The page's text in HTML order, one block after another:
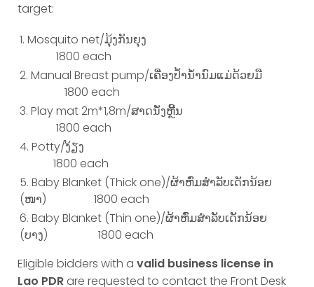
target:
Mosquito net/ມຸ້ງກັນຍຸງ
1800 each
Manual Breast pump/ເຄື່ອງປໍ້ານໍ້ານົມແມ່ດ້ວຍມື
1800 each
Play mat 2m*1,8m/ສາດນັ່ງຫຼີ້ນ
1800 each
Potty/ງ້ຽງ
1800 each
Baby Blanket (Thick one)/ຜ້າຫົ່ມສໍາລັບເດັກນ້ອຍ
(ໜາ) 1800 each
Baby Blanket (Thin one)/ຜ້າຫົ່ມສໍາລັບເດັກນ້ອຍ
(ບາງ) 1800 each
Eligible bidders with a valid business license in
Lao PDR are requested to contact the Front Desk